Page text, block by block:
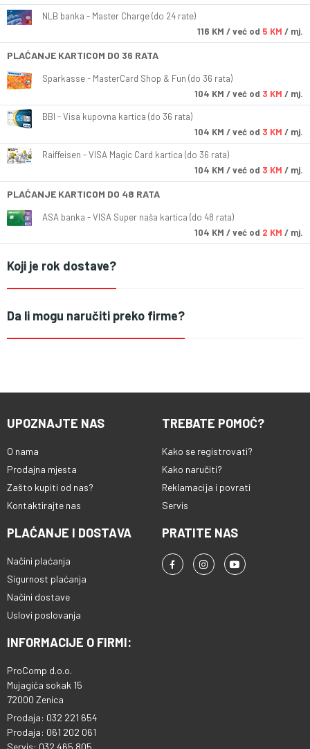
NLB banka - Master Charge (do 24 rate)
116 KM / već od 5 KM / mj.
PLAĆANJE KARTICOM DO 36 RATA
Sparkasse - MasterCard Shop & Fun (do 36 rata)
104 KM / već od 3 KM / mj.
BBI - Visa kupovna kartica (do 36 rata)
104 KM / već od 3 KM / mj.
Raiffeisen - VISA Magic Card kartica (do 36 rata)
104 KM / već od 3 KM / mj.
PLAĆANJE KARTICOM DO 48 RATA
ASA banka - VISA Super naša kartica (do 48 rata)
104 KM / već od 2 KM / mj.
Koji je rok dostave?
Da li mogu naručiti preko firme?
UPOZNAJTE NAS
O nama
Prodajna mjesta
Zašto kupiti od nas?
Kontaktirajte nas
TREBATE POMOĆ?
Kako se registrovati?
Kako naručiti?
Reklamacija i povrati
Servis
PLAĆANJE I DOSTAVA
Načini plaćanja
Sigurnost plaćanja
Načini dostave
Uslovi poslovanja
PRATITE NAS
INFORMACIJE O FIRMI:
ProComp d.o.o.
Mujagića sokak 15
72000 Zenica
Prodaja: 032 221 654
Prodaja: 061 202 061